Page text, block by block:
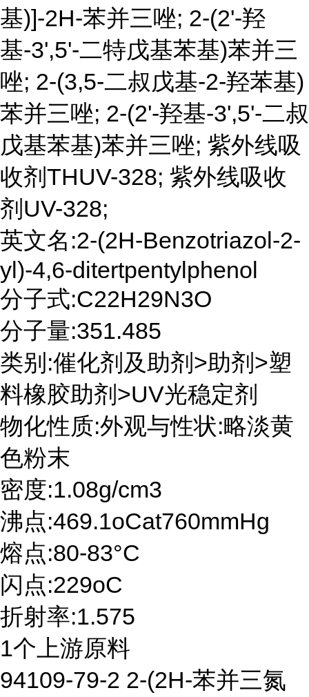
基)]-2H-苯并三唑; 2-(2'-羟
基-3',5'-二特戊基苯基)苯并三
唑; 2-(3,5-二叔戊基-2-羟苯基)
苯并三唑; 2-(2'-羟基-3',5'-二叔
戊基苯基)苯并三唑; 紫外线吸
收剂THUV-328; 紫外线吸收
剂UV-328;
英文名:2-(2H-Benzotriazol-2-
yl)-4,6-ditertpentylphenol
分子式:C22H29N3O
分子量:351.485
类别:催化剂及助剂>助剂>塑
料橡胶助剂>UV光稳定剂
物化性质:外观与性状:略淡黄
色粉末
密度:1.08g/cm3
沸点:469.1oCat760mmHg
熔点:80-83°C
闪点:229oC
折射率:1.575
1个上游原料
94109-79-2 2-(2H-苯并三氮